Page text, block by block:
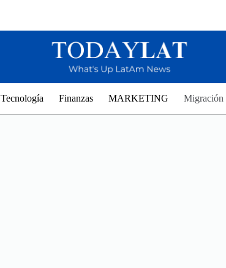
Tecnología Finanzas MARKETING Migración